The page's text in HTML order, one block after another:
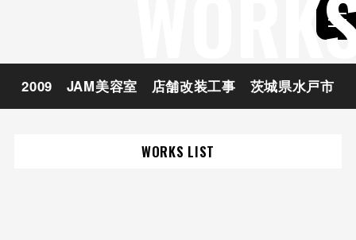
2009 JAM美容室 店舗改装工事 茨城県水戸市
WORKS LIST